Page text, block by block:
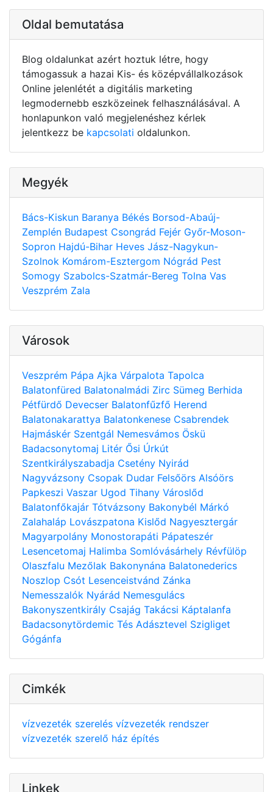
Oldal bemutatása
Blog oldalunkat azért hoztuk létre, hogy
támogassuk a hazai Kis- és középvállalkozások
Online jelenlétét a digitális marketing
legmodernebb eszközeinek felhasználásával. A
honlapunkon való megjelenéshez kérlek
jelentkezz be kapcsolati oldalunkon.
Megyék
Bács-Kiskun Baranya Békés Borsod-Abaúj-
Zemplén Budapest Csongrád Fejér Győr-Moson-
Sopron Hajdú-Bihar Heves Jász-Nagykun-
Szolnok Komárom-Esztergom Nógrád Pest
Somogy Szabolcs-Szatmár-Bereg Tolna Vas
Veszprém Zala
Városok
Veszprém Pápa Ajka Várpalota Tapolca
Balatonfüred Balatonalmádi Zirc Sümeg Berhida
Pétfürdő Devecser Balatonfűzfő Herend
Balatonakarattya Balatonkenese Csabrendek
Hajmáskér Szentgál Nemesvámos Öskü
Badacsonytomaj Litér Ősi Úrkút
Szentkirályszabadja Csetény Nyirád
Nagyvázsony Csopak Dudar Felsőörs Alsóörs
Papkeszi Vaszar Ugod Tihany Városlőd
Balatonfőkajár Tótvázsony Bakonybél Márkó
Zalahaláp Lovászpatona Kislőd Nagyesztergár
Magyarpolány Monostorapáti Pápateszér
Lesencetomaj Halimba Somlóvásárhely Révfülöp
Olaszfalu Mezőlak Bakonynána Balatonederics
Noszlop Csót Lesenceistvánd Zánka
Nemesszalók Nyárád Nemesgulács
Bakonyszentkirály Csajág Takácsi Káptalanfa
Badacsonytördemic Tés Adásztevel Szigliget
Gógánfa
Cimkék
vízvezeték szerelés vízvezeték rendszer
vízvezeték szerelő ház építés
Linkek